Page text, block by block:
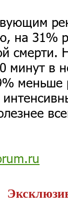
на 31%
смерти.
минут в
меньше